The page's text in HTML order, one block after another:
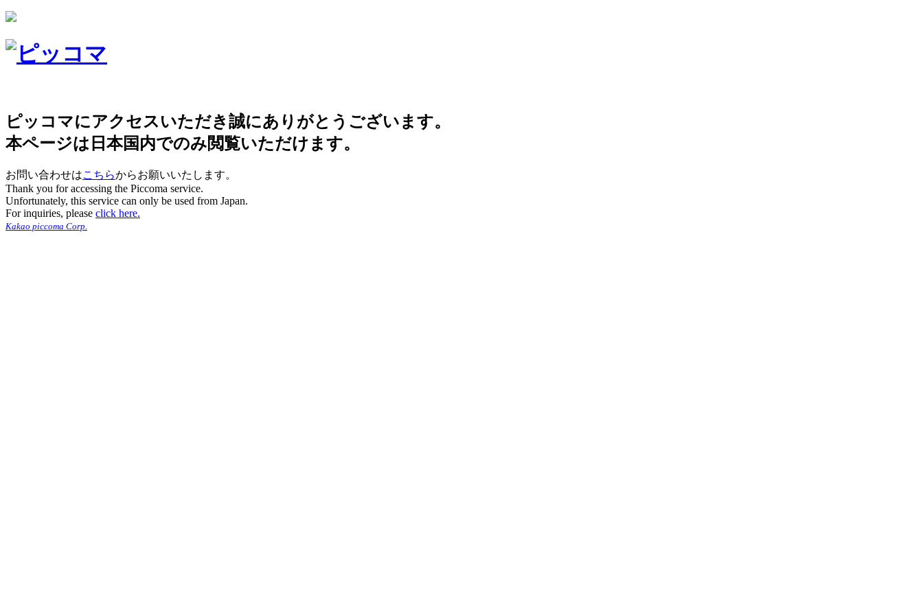
ピッコマにアクセスいただき誠にありがとうございます。
本ページは日本国内でのみ閲覧いただけます。
お問い合わせはこちらからお願いいたします。
Thank you for accessing the Piccoma service.
Unfortunately, this service can only be used from Japan.
For inquiries, please click here.
Kakao piccoma Corp.